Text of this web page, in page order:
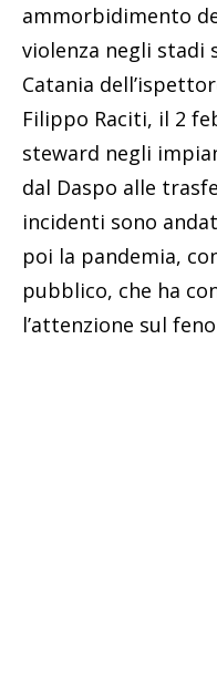
ammorbidimento
violenza negli stadi
Catania
Filippo Raciti, il 2
steward negli
dal Daspo alle
incidenti sono
poi la pandemia,
pubblico, che ha
l’attenzione sul